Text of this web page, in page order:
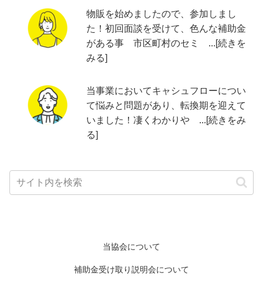
物販を始めましたので、参加しまし
た！初回面談を受けて、色んな補助金
がある事 市区町村のセミ ...[続きを
みる]
当事業においてキャシュフローについ
て悩みと問題があり、転換期を迎えて
いました！凄くわかりや ...[続きをみ
る]
当協会について
補助金受け取り説明会について